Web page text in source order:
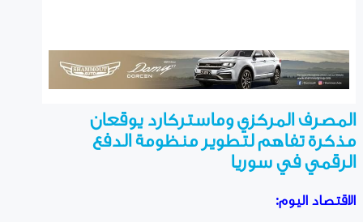
المصرف المركزي وماستركارد يوقعان
مذكرة تفاهم لتطوير منظومة الدفع
الرقمي في سوريا
الاقتصاد اليوم: